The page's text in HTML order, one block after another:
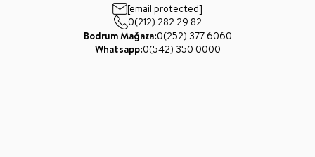
[email protected]
0(212) 282 29 82
Bodrum Mağaza:0(252) 377 6060
Whatsapp:0(542) 350 0000